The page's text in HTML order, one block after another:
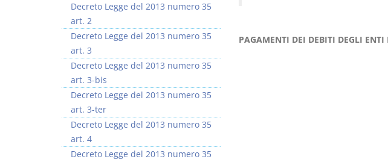
PAGAMENTI DEI DEBITI DEGLI
Decreto Legge del 2013 numero 35
art. 2
Decreto Legge del 2013 numero 35
art. 3
Decreto Legge del 2013 numero 35
art. 3-bis
Decreto Legge del 2013 numero 35
art. 3-ter
Decreto Legge del 2013 numero 35
art. 4
Decreto Legge del 2013 numero 35